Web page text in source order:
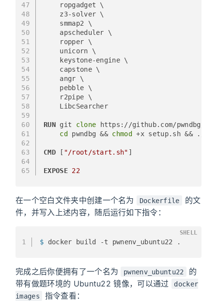
47
48
49
50
51
52
53
54
55
56
57
58
59
60
61
62
63
64
65
    ropgadget \
    z3-solver \
    smmap2 \
    apscheduler \
    ropper \
    unicorn \
    keystone-engine \
    capstone \
    angr \
    pebble \
    r2pipe \
    LibcSearcher
RUN git clone https://github.com/pwndbg/
cd
pwndbg && chmod +x setup.sh && ./
CMD [ "/root/start.sh" ]
EXPOSE 22
在一个空白文件夹中创建一个名为 Dockerfile
的文
件，并写入上述内容，随后运行如下指令：
1 $ docker build -t pwnenv_ubuntu22 .
SHELL
完成之后你便拥有了一个名为 pwnenv_ubuntu22
的
带有做题环境的 Ubuntu22 镜像，可以通过
docker
images
指令查看：